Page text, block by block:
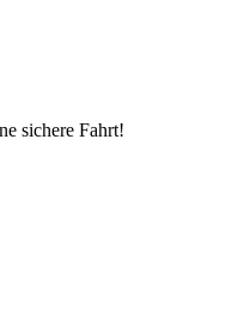
sichere Fahrt!